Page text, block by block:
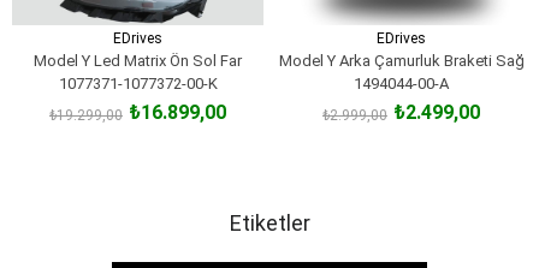
EDrives
Model Y Led Matrix Ön Sol Far
1077371-1077372-00-K
₺16.899,00
₺19.299,00
EDrives
Model Y Arka Çamurluk Braketi Sağ
1494044-00-A
₺2.499,00
₺2.999,00
Etiketler